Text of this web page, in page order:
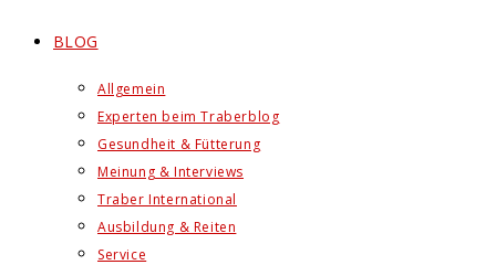
BLOG
Allgemein
Experten beim Traberblog
Gesundheit & Fütterung
Meinung & Interviews
Traber International
Ausbildung & Reiten
Service